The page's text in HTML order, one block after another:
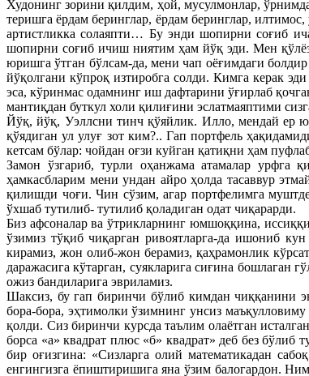
Худонинг зорини қилдим, ҳой, мусулмонлар,
теришга ёрдам беринглар, ёрдам беринглар,
артистликка солаяпти… Бу энди шопирни соғиб
шопирни соғиб ичиш ниятим ҳам йўқ эди. Мен
юришга ўтган бўлсам-да, мени чап оёғимдаги
йўқолгани кўпроқ изтиробга солди. Кимга керак
эса, кўринмас одамнинг иш дафтарини ўғирлаб
мантиқдан буткул холи қилиғини эслатмаяптими
Йўқ, йўқ, Уэллсни тинч қўяйлик. Илло, мендай ер
қўядиган ул улуғ зот ким?.. Гап портфель
кетсам бўлар: чойдан оғзи куйган қатиқни ҳам
Замон ўзгариб, турли оҳанжама атамалар урфга
ҳамкасбларим мени ундан айро ҳолда тасаввур
қилишди чоғи. Чин сўзим, агар портфелимга
ўхшаб тутилиб- тутилиб қоладиган одат чиқарарди.
Биз афсоналар ва ўтрикларнинг юмшоққина,
ўзимиз тўқиб чиқарган ривоятларга-да ишониб
кирамиз, жон олиб-жон берамиз, қаҳрамонлик
даражасига кўтарган, суякларига сиғина бошлаган
ожиз бандиларига эвриламиз.
Шаксиз, бу гап биринчи бўлиб кимдан чиққанини
бора-бора, эҳтимолки ўзимнинг унсиз
қолди. Сиз биринчи курсда таълим олаётган
борса «а» квадрат плюс «б» квадрат» деб без
бир оғизгина: «Сизларга олий математикадан
енгингизга ёпиштиришига яна ўзим балогардон.